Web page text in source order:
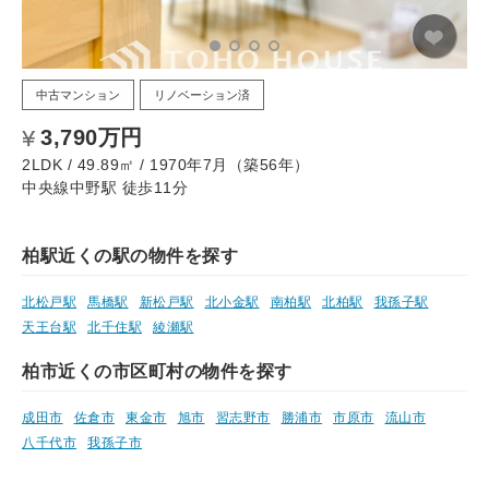
中古マンション リノベーション済
3,790万円
2LDK / 49.89㎡ / 1970年7月（築56年）
中央線中野駅 徒歩11分
柏駅近くの駅の物件を探す
北松戸駅 馬橋駅 新松戸駅 北小金駅 南柏駅 北柏駅
我孫子駅
天王台駅
北千住駅 綾瀬駅
柏市近くの市区町村の物件を探す
成田市 佐倉市 東金市 旭市 習志野市 勝浦市 市原市
流山市
八千代市
我孫子市